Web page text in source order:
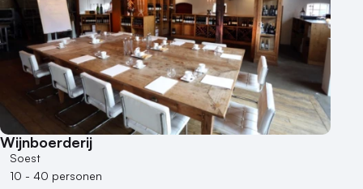
Wijnboerderij
Soest
10 - 40 personen